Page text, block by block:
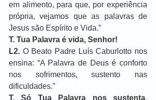
em alimento, para que, por experiência
própria, vejamos que as palavras de
Jesus são Espírito e Vida.”
T. Tua Palavra é vida, Senhor!
L2. O Beato Padre Luís Caburlotto nos
ensina: “A Palavra de Deus é conforto
nos sofrimentos, sustento nas
dificuldades.”
T.
Só Tua Palavra nos sustenta,